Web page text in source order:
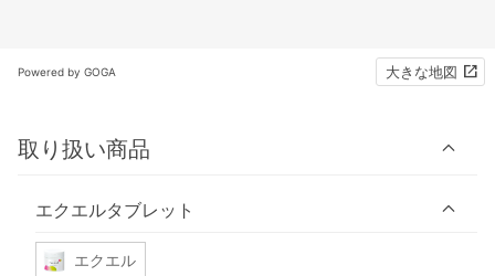
Powered by GOGA 大きな地図
取り扱い商品
エクエルタブレット
エクエル